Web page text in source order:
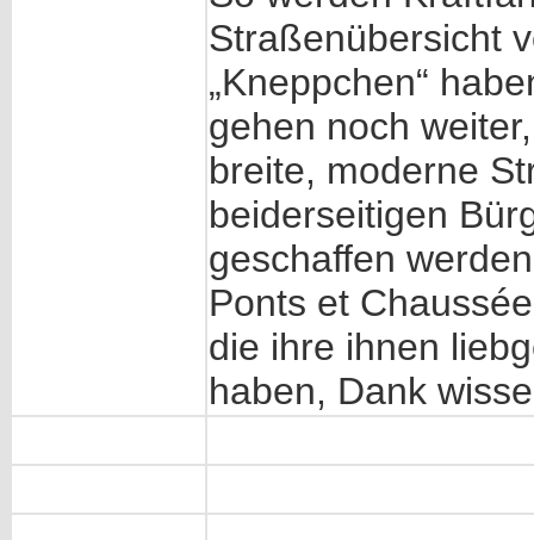
Straßenübersicht
„Kneppchen“
gehen noch
breite, moderne
beiderseitigen
geschaffen
Ponts et
die ihre ihnen
haben, Dank